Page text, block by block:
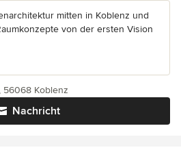
mitten in Koblenz und
von der ersten Vision
Nachricht
56068 Koblenz